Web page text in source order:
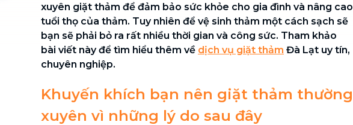
xuyên giặt thảm để đảm bảo sức khỏe cho gia đình và nâng cao
tuổi thọ của thảm. Tuy nhiên để vệ sinh thảm một cách sạch sẽ
bạn sẽ phải bỏ ra rất nhiều thời gian và công sức. Tham khảo
bài viết này để tìm hiểu thêm về dịch vụ giặt thảm Đà Lạt uy tín,
chuyên nghiệp.
Khuyến khích bạn nên giặt thảm thường
xuyên vì những lý do sau đây